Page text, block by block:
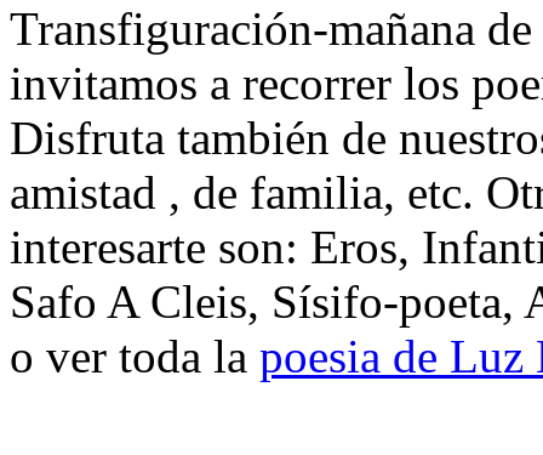
Transfiguración-mañana
invitamos a recorrer los
Disfruta también de
amistad , de familia, etc.
interesarte son: Eros,
Safo A Cleis, Sísifo-poeta,
o ver toda la poesia de Luz